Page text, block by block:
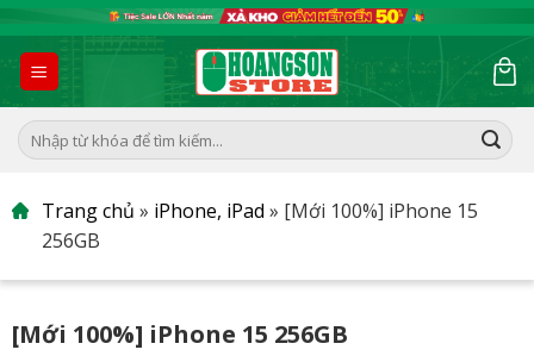
to
content
Tìm
kiếm:
Trang chủ » iPhone, iPad » [Mới 100%] iPhone 15
256GB
[Mới 100%] iPhone 15 256GB